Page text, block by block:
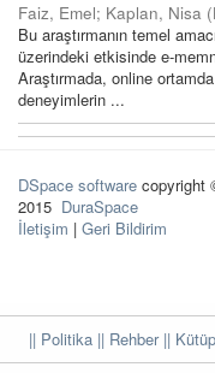
Faiz, Emel; Kaplan, Nisa (
Bu araştırmanın temel
üzerindeki etkisinde e-
Araştırmada, online
deneyimlerin ...
DSpace software copyright
2015 DuraSpace
İletişim | Geri Bildirim
|| Politika || Rehber||